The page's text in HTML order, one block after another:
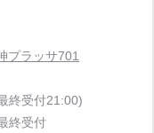
プラッサ701
終受付21:00)
終受付